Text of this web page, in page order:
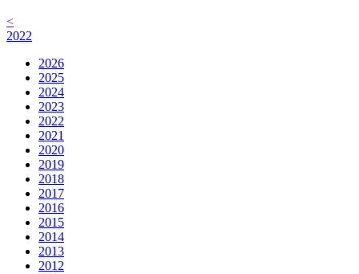
<
2022
2026
2025
2024
2023
2022
2021
2020
2019
2018
2017
2016
2015
2014
2013
2012